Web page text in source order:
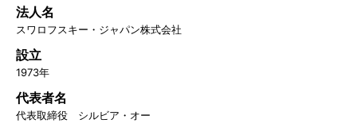
法人名
スワロフスキー・ジャパン株式会社
設立
1973年
代表者名
代表取締役 シルビア・オー